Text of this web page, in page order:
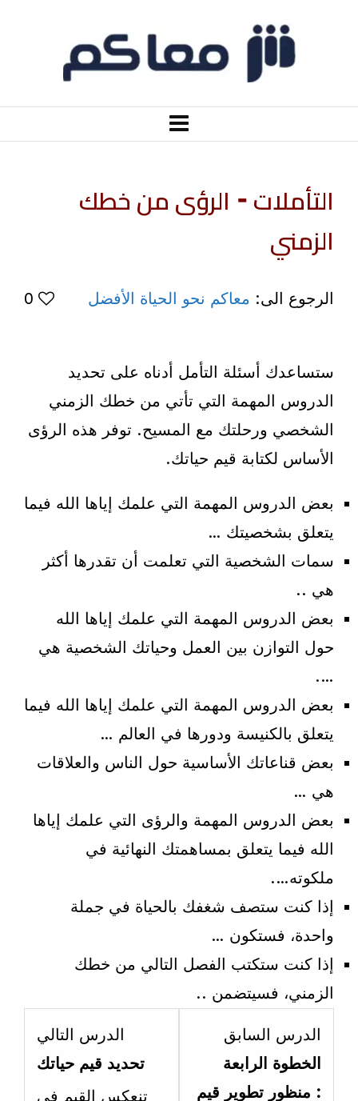
التأملات ⁃ الرؤى من خطك
الزمني
الرجوع الى: معاكم نحو الحياة الأفضل 0
ستساعدك أسئلة التأمل أدناه على تحديد
الدروس المهمة التي تأتي من خطك الزمني
الشخصي ورحلتك مع المسيح. توفر هذه الرؤى
الأساس لكتابة قيم حياتك.
بعض الدروس المهمة التي علمك إياها الله فيما
يتعلق بشخصيتك …
سمات الشخصية التي تعلمت أن تقدرها أكثر
هي ..
بعض الدروس المهمة التي علمك إياها الله
حول التوازن بين العمل وحياتك الشخصية هي
….
بعض الدروس المهمة التي علمك إياها الله فيما
يتعلق بالكنيسة ودورها في العالم …
بعض قناعاتك الأساسية حول الناس والعلاقات
هي …
بعض الدروس المهمة والرؤى التي علمك إياها
الله فيما يتعلق بمساهمتك النهائية في
ملكوته….
إذا كنت ستصف شغفك بالحياة في جملة
واحدة، فستكون …
إذا كنت ستكتب الفصل التالي من خطك
الزمني، فسيتضمن ..
الدرس السابق
الخطوة الرابعة
: منظور تطوير قيم
الدرس التالي
تحديد قيم حياتك
تنعكس القيم في
4